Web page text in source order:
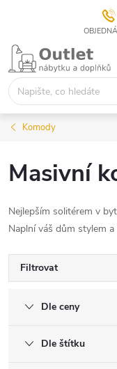
Přejít
obsah
Komody
Masivní
Nejlepším solitérem v
Naplní váš dům stylem
Filtrovat
Dle ceny
Dle štítku